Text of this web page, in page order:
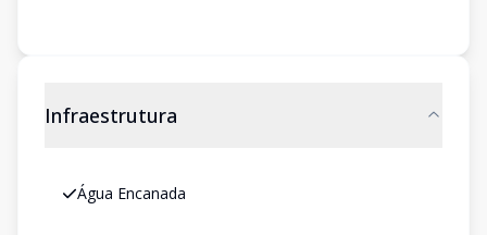
Infraestrutura
Água Encanada